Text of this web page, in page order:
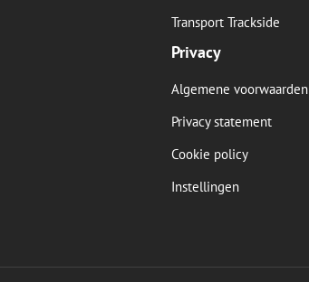
Transport Trackside
Privacy
Algemene voorwaarden
Privacy statement
Cookie policy
Instellingen